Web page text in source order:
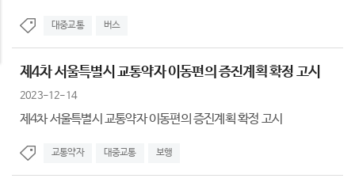
대중교통 버스
제4차 서울특별시 교통약자 이동편의 증진계획 확정 고시
2023-12-14
제4차 서울특별시 교통약자 이동편의 증진계획 확정 고시
교통약자 대중교통 보행